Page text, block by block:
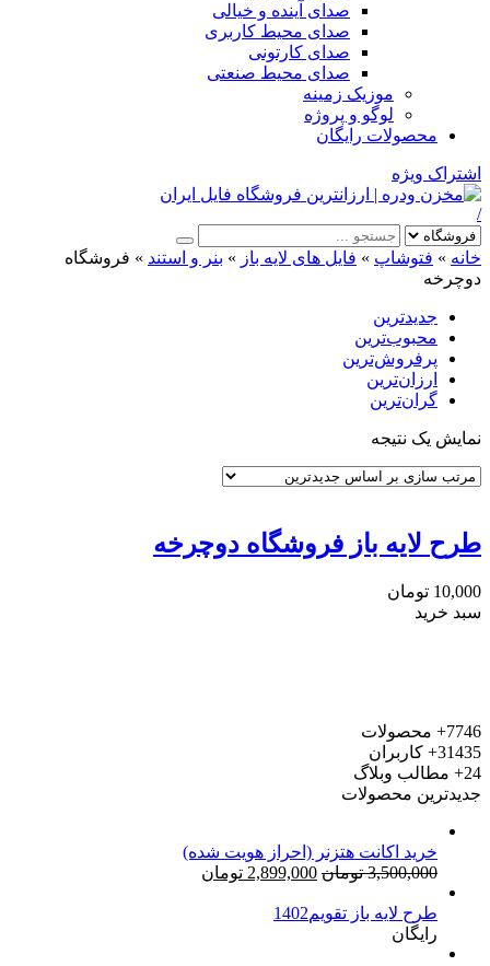
صدای آینده و خیالی
صدای محیط کاربری
صدای کارتونی
صدای محیط صنعتی
موزیک زمینه
لوگو و پروژه
محصولات رایگان
اشتراک ویژه
/
خانه » فتوشاپ » فایل های لایه باز » بنر و استند » فروشگاه
دوچرخه
جدیدترین
محبوب‌ترین
پرفروش‌ترین
ارزان‌ترین
گران‌ترین
نمایش یک نتیجه
طرح لایه باز فروشگاه دوچرخه
10,000 تومان
سبد خرید
7746+
محصولات
31435+
کاربران
24+
مطالب وبلاگ
جدیدترین محصولات
خرید اکانت هتزنر (احراز هویت شده)
3,500,000 تومان قیمت
2,899,000 تومان
طرح لایه باز تقویم1402
رایگان